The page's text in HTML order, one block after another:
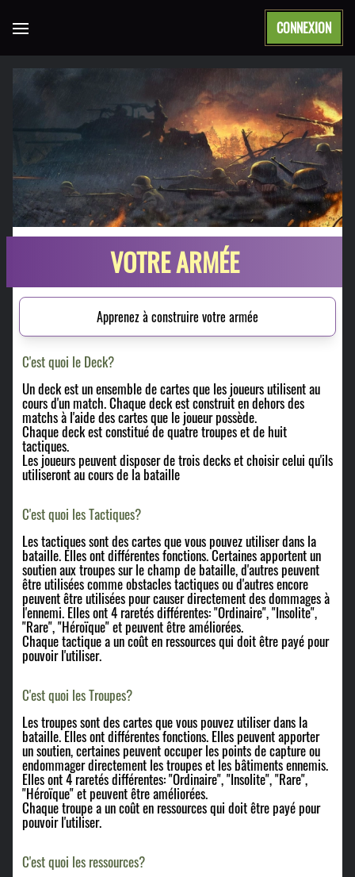
Open main menu CONNEXION
VOTRE ARMÉE
Apprenez à construire votre armée
C'est quoi le Deck?
Un deck est un ensemble de cartes que les joueurs utilisent au
cours d'un match. Chaque deck est construit en dehors des
matchs à l'aide des cartes que le joueur possède.
Chaque deck est constitué de quatre troupes et de huit
tactiques.
Les joueurs peuvent disposer de trois decks et choisir celui qu'ils
utiliseront au cours de la bataille
C'est quoi les Tactiques?
Les tactiques sont des cartes que vous pouvez utiliser dans la
bataille. Elles ont différentes fonctions. Certaines apportent un
soutien aux troupes sur le champ de bataille, d'autres peuvent
être utilisées comme obstacles tactiques ou d'autres encore
peuvent être utilisées pour causer directement des dommages à
l'ennemi. Elles ont 4 raretés différentes: "Ordinaire", "Insolite",
"Rare", "Héroïque" et peuvent être améliorées.
Chaque tactique a un coût en ressources qui doit être payé pour
pouvoir l'utiliser.
​C'est quoi les Troupes?
Les troupes sont des cartes que vous pouvez utiliser dans la
bataille. Elles ont différentes fonctions. Elles peuvent apporter
un soutien, certaines peuvent occuper les points de capture ou
endommager directement les troupes et les bâtiments ennemis.
Elles ont 4 raretés différentes: "Ordinaire", "Insolite", "Rare",
"Héroïque" et peuvent être améliorées.
Chaque troupe a un coût en ressources qui doit être payé pour
pouvoir l'utiliser.
C'est quoi les ressources?